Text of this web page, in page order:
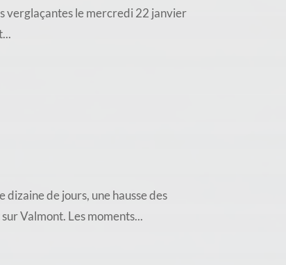
verglaçantes le mercredi 22 janvier
de jours, une hausse des
Valmont. Les moments...